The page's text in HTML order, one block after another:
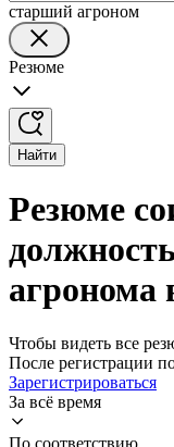
старший агроном
Резюме
Найти
Резюме
агронома
Чтобы видеть все
После регистрации
Зарегистрироваться
За всё время
По соответствию